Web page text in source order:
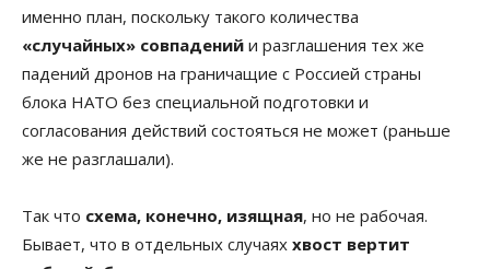
именно план, поскольку такого количества
«случайных» совпадений и разглашения тех же
падений дронов на граничащие с Россией страны
блока НАТО без специальной подготовки и
согласования действий состояться не может (раньше
же не разглашали).
Так что схема, конечно, изящная, но не рабочая.
Бывает, что в отдельных случаях хвост вертит